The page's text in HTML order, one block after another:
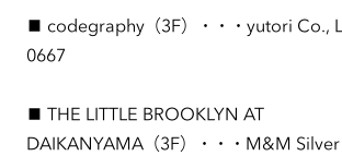
■ codegraphy（3F）・・・yutori Co.,
0667
■ THE LITTLE BROOKLYN AT
DAIKANYAMA（3F）・・・M&M